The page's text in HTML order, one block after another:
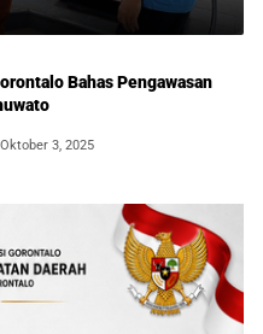
Bahas Pengawasan
Oktober 3, 2025